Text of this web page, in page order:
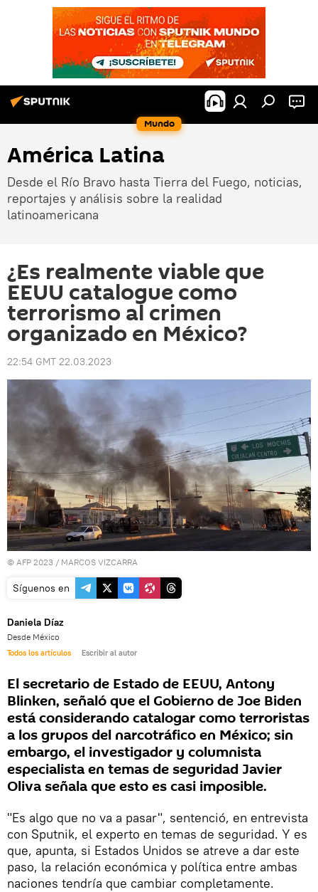
Mundo
América Latina
Desde el Río Bravo hasta Tierra del Fuego, noticias,
reportajes y análisis sobre la realidad
latinoamericana
¿Es realmente viable que
EEUU catalogue como
terrorismo al crimen
organizado en México?
22:54 GMT 22.03.2023
© AFP 2023 / MARCOS VIZCARRA
Síguenos en
Daniela Díaz
Desde México
Todos los artículos Escribir al autor
El secretario de Estado de EEUU, Antony
Blinken, señaló que el Gobierno de Joe Biden
está considerando catalogar como terroristas
a los grupos del narcotráfico en México; sin
embargo, el investigador y columnista
especialista en temas de seguridad Javier
Oliva señala que esto es casi imposible.
"Es algo que no va a pasar", sentenció, en entrevista
con Sputnik, el experto en temas de seguridad. Y es
que, apunta, si Estados Unidos se atreve a dar este
paso, la relación económica y política entre ambas
naciones tendría que cambiar completamente.